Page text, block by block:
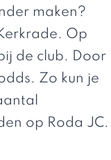
maken?
Op
de club. Door
Zo kun je
op Roda JC.